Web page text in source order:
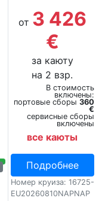
от 3 426
€
за каюту
на 2 взр.
В стоимость
включены:
портовые сборы 360
€
сервисные сборы
включены
все каюты
Подробнее
Номер круиза: 16725-
EU20260810NAPNAP